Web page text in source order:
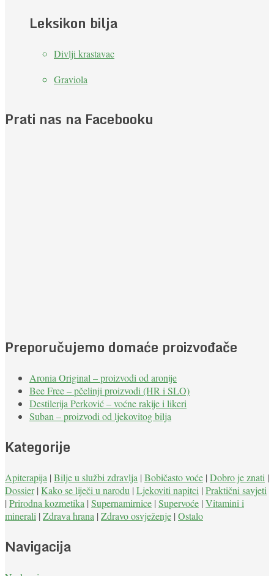
Leksikon bilja
Divlji krastavac
Graviola
Prati nas na Facebooku
Preporučujemo domaće proizvođače
Aronia Original – proizvodi od aronije
Bee Free – pčelinji proizvodi (HR i SLO)
Destilerija Perković – voćne rakije i likeri
Suban – proizvodi od ljekovitog bilja
Kategorije
Apiterapija | Bilje u službi zdravlja | Bobičasto voće | Dobro je znati |
Dossier| Kako se liječi u narodu | Ljekoviti napitci | Praktični savjeti
| Prirodna kozmetika | Supernamirnice | Supervoće | Vitamini i
minerali | Zdrava hrana | Zdravo osvježenje | Ostalo
Navigacija